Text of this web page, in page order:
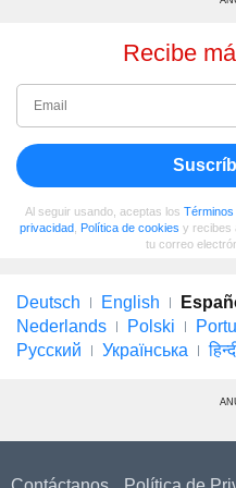
Recibe
Al seguir usando, aceptas los
privacidad, Política de cookies y recibes
tu correo
Deutsch English
Nederlands
Polski
Русский
Українська